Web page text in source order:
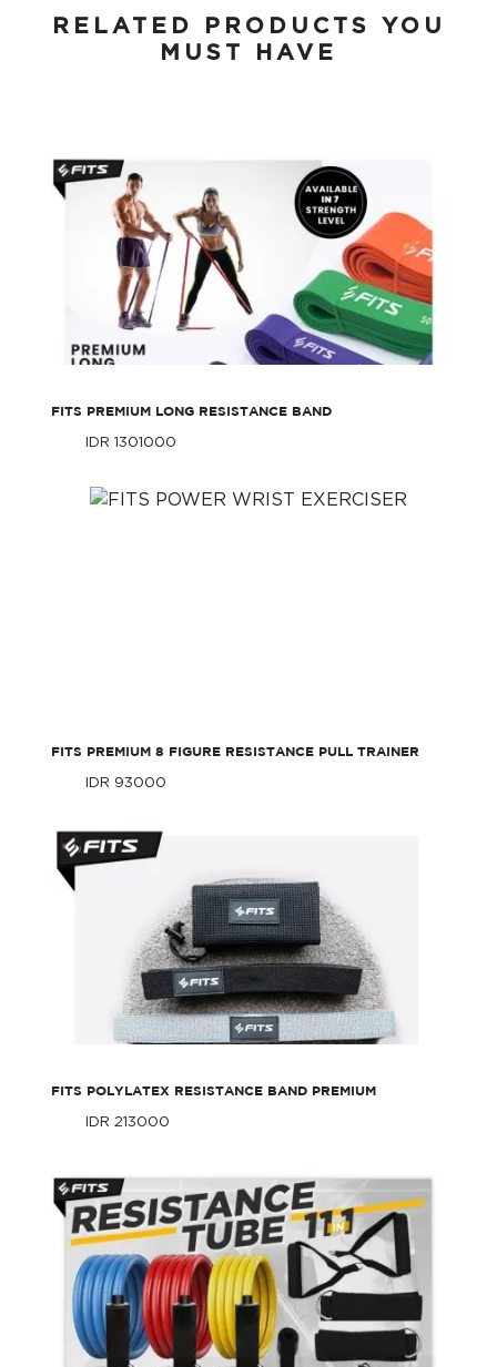
RELATED PRODUCTS YOU
MUST HAVE
FITS PREMIUM LONG RESISTANCE BAND
IDR 1301000
FITS Premium Long Resistance Band
IDR 1301000
FITS PREMIUM 8 FIGURE RESISTANCE PULL TRAINER
IDR 93000
FITS POLYLATEX RESISTANCE BAND PREMIUM
IDR 213000
FITS PolyLatex Resistance Band Premium
IDR 213000
FITS Resistance Tube Premium